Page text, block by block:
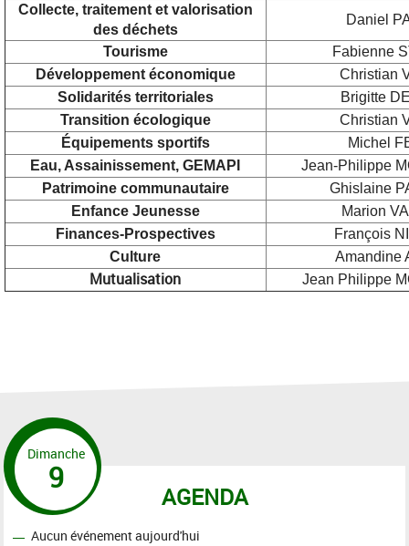
Collecte, traitement et valorisation
des déchets
Daniel
Tourisme
Fabienne
Développement économique
Christian
Solidarités territoriales
Brigitte
Transition écologique
Christian
Équipements sportifs
Michel
Eau, Assainissement, GEMAPI
Jean-Philippe
Patrimoine communautaire
Ghislaine
Enfance Jeunesse
Marion
Finances-Prospectives
François
Culture
Amandine
Mutualisation Jean Philippe
AGENDA
Dimanche
9
Aucun événement aujourd'hui